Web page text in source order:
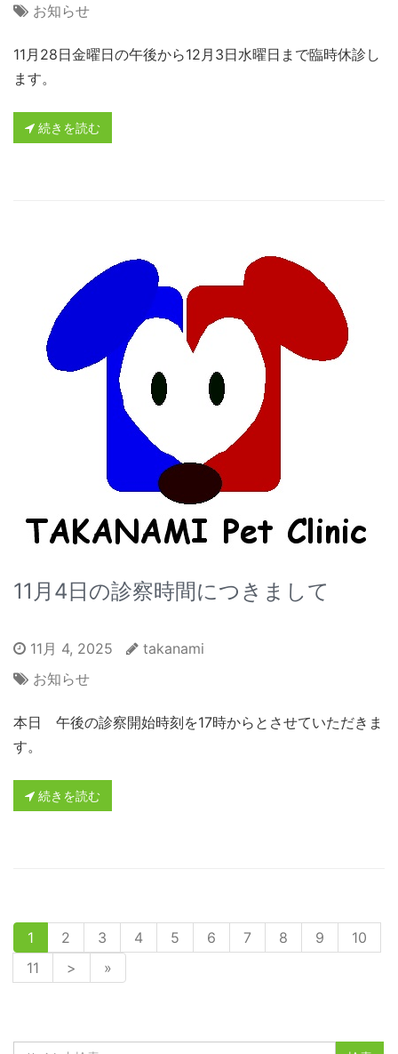
お知らせ
11月28日金曜日の午後から12月3日水曜日まで臨時休診し
ます。
続きを読む
11月4日の診察時間につきまして
11月 4, 2025
takanami
お知らせ
本日 午後の診察開始時刻を17時からとさせていただきま
す。
続きを読む
1 2 3 4 5 6 7 8 9
10
11
> »